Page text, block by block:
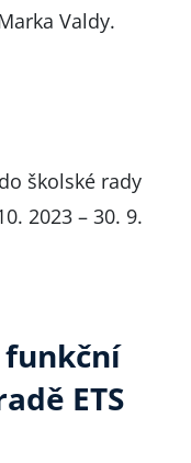
Valdy.
školské rady
2023 – 30. 9.
funkční
ETS